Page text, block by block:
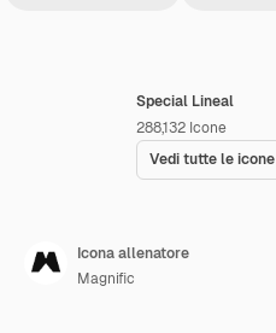
Special Lineal
288,132 Icone
Vedi tutte le icone
Icona allenatore
Magnific